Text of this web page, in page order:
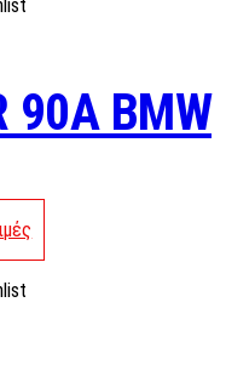
90A BMW